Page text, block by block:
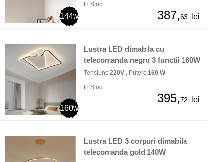
144w
In Stoc
387,63 lei
160w
Lustra LED dimabila cu
telecomanda negru 3 functii 160W
Tensiune 220V , Putere 160 W
In Stoc
395,72 lei
Lustra LED 3 corpuri dimabila
telecomanda gold 140W